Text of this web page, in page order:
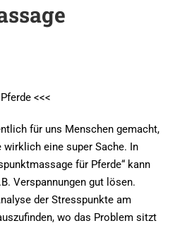
<<<
für uns Menschen gemacht,
eine super Sache. In
für Pferde“ kann
Verspannungen gut lösen.
der Stresspunkte am
wo das Problem sitzt